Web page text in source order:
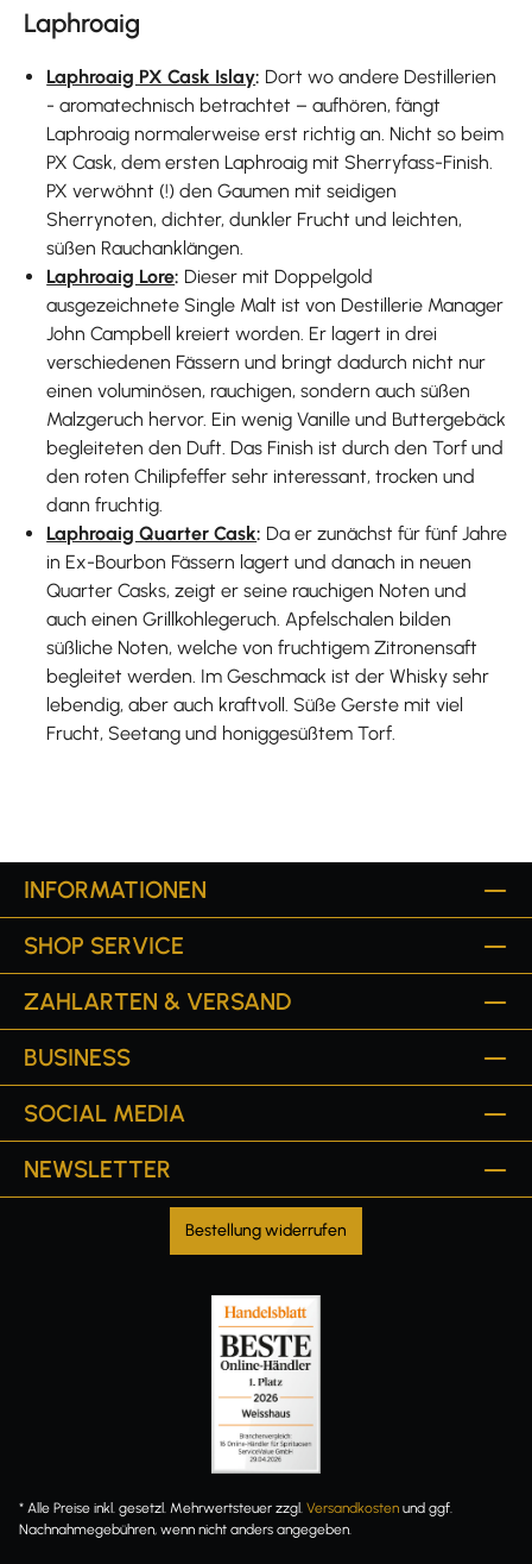
Laphroaig
Laphroaig PX Cask Islay: Dort wo andere Destillerien
- aromatechnisch betrachtet – aufhören, fängt
Laphroaig normalerweise erst richtig an. Nicht so beim
PX Cask, dem ersten Laphroaig mit Sherryfass-Finish.
PX verwöhnt (!) den Gaumen mit seidigen
Sherrynoten, dichter, dunkler Frucht und leichten,
süßen Rauchanklängen.
Laphroaig Lore: Dieser mit Doppelgold
ausgezeichnete Single Malt ist von Destillerie Manager
John Campbell kreiert worden. Er lagert in drei
verschiedenen Fässern und bringt dadurch nicht nur
einen voluminösen, rauchigen, sondern auch süßen
Malzgeruch hervor. Ein wenig Vanille und Buttergebäck
begleiteten den Duft. Das Finish ist durch den Torf und
den roten Chilipfeffer sehr interessant, trocken und
dann fruchtig.
Laphroaig Quarter Cask: Da er zunächst für fünf Jahre
in Ex-Bourbon Fässern lagert und danach in neuen
Quarter Casks, zeigt er seine rauchigen Noten und
auch einen Grillkohlegeruch. Apfelschalen bilden
süßliche Noten, welche von fruchtigem Zitronensaft
begleitet werden. Im Geschmack ist der Whisky sehr
lebendig, aber auch kraftvoll. Süße Gerste mit viel
Frucht, Seetang und honiggesüßtem Torf.
INFORMATIONEN
SHOP SERVICE
ZAHLARTEN & VERSAND
BUSINESS
SOCIAL MEDIA
NEWSLETTER
Bestellung widerrufen
* Alle Preise inkl. gesetzl. Mehrwertsteuer zzgl. Versandkosten und ggf.
Nachnahmegebühren, wenn nicht anders angegeben.